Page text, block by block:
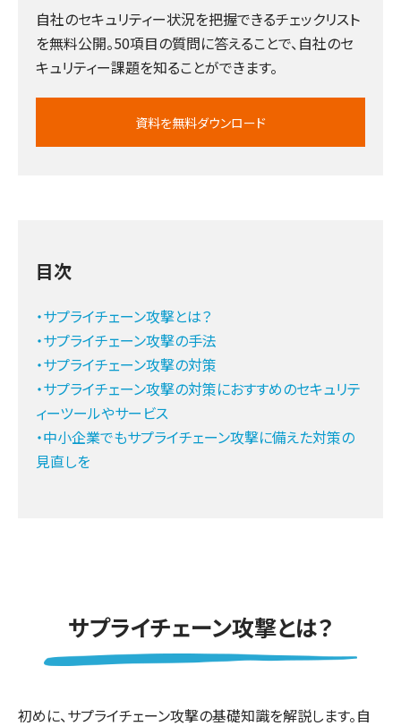
自社のセキュリティー状況を把握できるチェックリスト
を無料公開。50項目の質問に答えることで、自社のセ
キュリティー課題を知ることができます。
資料を無料ダウンロード
目次
・サプライチェーン攻撃とは？
・サプライチェーン攻撃の手法
・サプライチェーン攻撃の対策
・サプライチェーン攻撃の対策におすすめのセキュリテ
ィーツールやサービス
・中小企業でもサプライチェーン攻撃に備えた対策の
見直しを
サプライチェーン攻撃とは？
初めに、サプライチェーン攻撃の基礎知識を解説します。自